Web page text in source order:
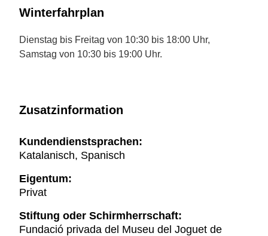
Winterfahrplan
Dienstag bis Freitag von 10:30 bis 18:00 Uhr,
Samstag von 10:30 bis 19:00 Uhr.
Zusatzinformation
Kundendienstsprachen:
Katalanisch, Spanisch
Eigentum:
Privat
Stiftung oder Schirmherrschaft:
Fundació privada del Museu del Joguet de